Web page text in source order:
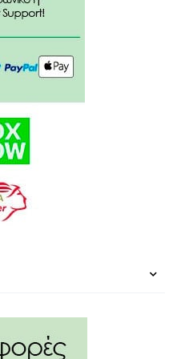
στον ήλιο ακόμη
προϊόν. Κρατήστε
μακριά από τα
σκιερό. Τα αντηλιακά
100% από την ηλιακή
του
το επίπεδο
επαφή με τα υφάσματα.
μέσα όπως καπέλα,
C12-15 Alkyl Benzoate,